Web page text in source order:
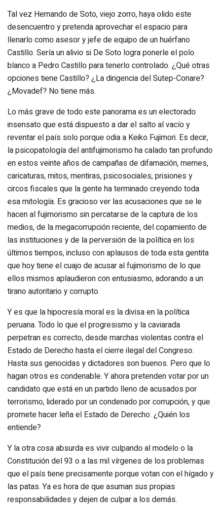
Tal vez Hernando de Soto, viejo zorro, haya olido este
desencuentro y pretenda aprovechar el espacio para
llenarlo como asesor y jefe de equipo de un huérfano
Castillo. Sería un alivio si De Soto logra ponerle el polo
blanco a Pedro Castillo para tenerlo controlado. ¿Qué otras
opciones tiene Castillo? ¿La dirigencia del Sutep-Conare?
¿Movadef? No tiene más.
Lo más grave de todo este panorama es un electorado
insensato que está dispuesto a dar el salto al vacío y
reventar el país solo porque odia a Keiko Fujimori. Es decir,
la psicopatología del antifujimorismo ha calado tan profundo
en estos veinte años de campañas de difamación, memes,
caricaturas, mitos, mentiras, psicosociales, prisiones y
circos fiscales que la gente ha terminado creyendo toda
esa mitología. Es gracioso ver las acusaciones que se le
hacen al fujimorismo sin percatarse de la captura de los
medios, de la megacorrupción reciente, del copamiento de
las instituciones y de la perversión de la política en los
últimos tiempos, incluso con aplausos de toda esta gentita
que hoy tiene el cuajo de acusar al fujimorismo de lo que
ellos mismos aplaudieron con entusiasmo, adorando a un
tirano autoritario y corrupto.
Y es que la hipocresía moral es la divisa en la política
peruana. Todo lo que el progresismo y la caviarada
perpetran es correcto, desde marchas violentas contra el
Estado de Derecho hasta el cierre ilegal del Congreso.
Hasta sus genocidas y dictadores son buenos. Pero que lo
hagan otros es condenable. Y ahora pretenden votar por un
candidato que está en un partido lleno de acusados por
terrorismo, liderado por un condenado por corrupción, y que
promete hacer leña el Estado de Derecho. ¿Quién los
entiende?
Y la otra cosa absurda es vivir culpando al modelo o la
Constitución del 93 o a las mil vírgenes de los problemas
que el país tiene precisamente porque votan con el hígado y
las patas. Ya es hora de que asuman sus propias
responsabilidades y dejen de culpar a los demás.